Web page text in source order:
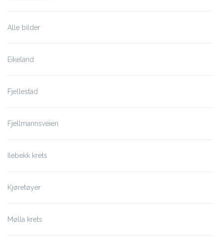
Alle bilder
Eikeland
Fjellestad
Fjellmannsveien
Ilebekk krets
Kjøretøyer
Mølla krets